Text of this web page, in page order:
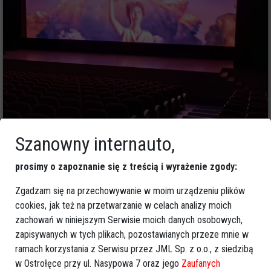
2025-03-06 12:53
Aktualny repertuar Kina Jantar w Ostrołęce
(21-27 lutego)
Szanowny internauto,
prosimy o zapoznanie się z treścią i wyrażenie zgody:
Zgadzam się na przechowywanie w moim urządzeniu plików
cookies, jak też na przetwarzanie w celach analizy moich
zachowań w niniejszym Serwisie moich danych osobowych,
zapisywanych w tych plikach, pozostawianych przeze mnie w
ramach korzystania z Serwisu przez JML Sp. z o.o., z siedzibą
w Ostrołęce przy ul. Nasypowa 7 oraz jego Zaufanych